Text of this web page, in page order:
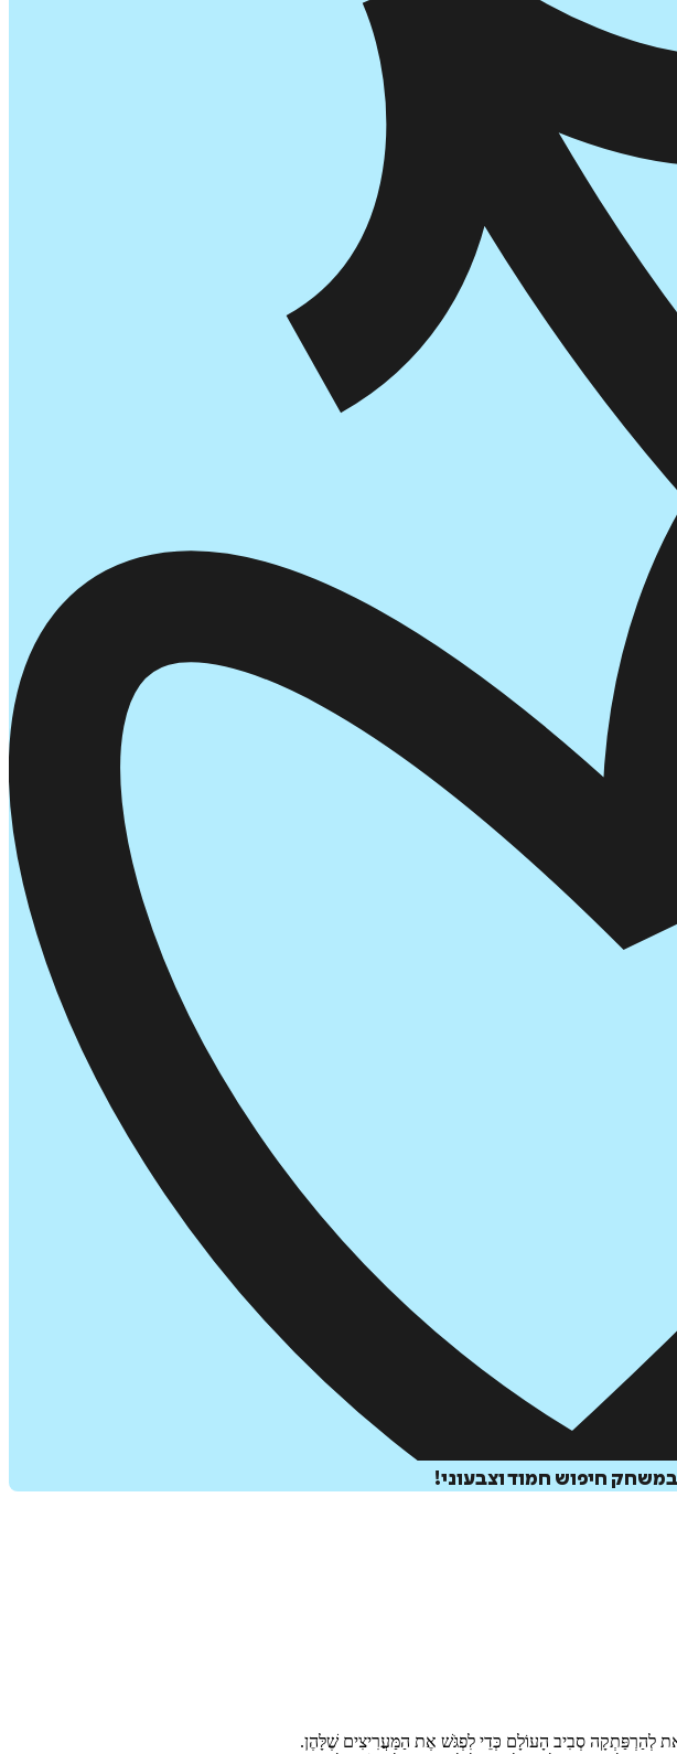
לך?
חיפוש חמוד וצבעוני!
לְהַרְפַּתְקָה סְבִיב הָעוֹלָם כְּדֵי לִפְגֹּשׁ אֶת הַמַּעֲרִיצִים שֶׁלָּהֶן.